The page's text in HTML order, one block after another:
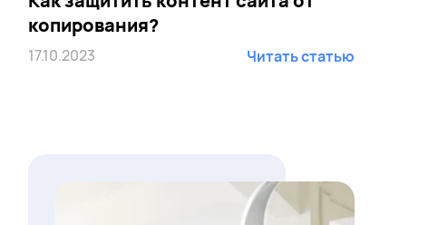
копирования?
17.10.2023 Читать статью